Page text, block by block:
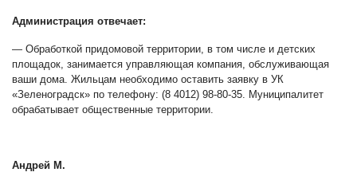
Администрация отвечает:
— Обработкой придомовой территории, в том числе и детских
площадок, занимается управляющая компания, обслуживающая
ваши дома. Жильцам необходимо оставить заявку в УК
«Зеленоградск» по телефону: (8 4012) 98-80-35. Муниципалитет
обрабатывает общественные территории.
Андрей М.